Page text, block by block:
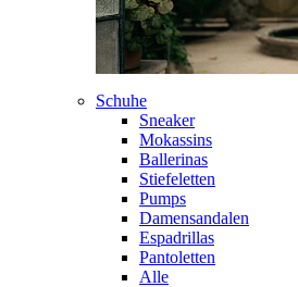
Schuhe
Sneaker
Mokassins
Ballerinas
Stiefeletten
Pumps
Damensandalen
Espadrillas
Pantoletten
Alle